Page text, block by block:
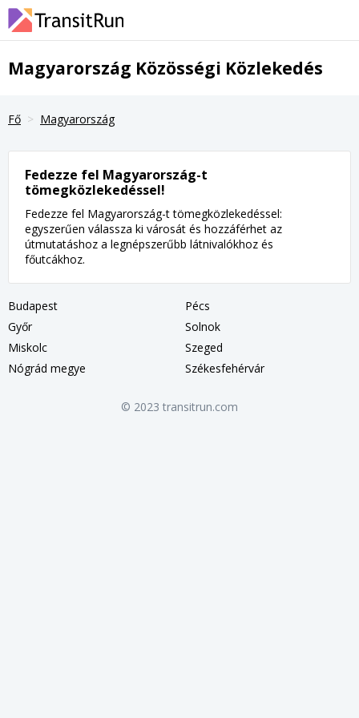
Magyarország Közösségi Közlekedés
Fő Magyarország
Fedezze fel Magyarország-t
tömegközlekedéssel!
Fedezze fel Magyarország-t tömegközlekedéssel:
egyszerűen válassza ki városát és hozzáférhet az
útmutatáshoz a legnépszerűbb látnivalókhoz és
főutcákhoz.
Budapest
Győr
Miskolc
Nógrád megye
Pécs
Solnok
Szeged
Székesfehérvár
© 2023 transitrun.com